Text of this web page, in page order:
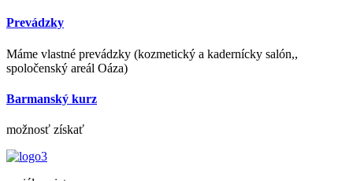
Prevádzky
Máme vlastné prevádzky (kozmetický a kadernícky salón,,
spoločenský areál Oáza)
Barmanský kurz
možnosť získať